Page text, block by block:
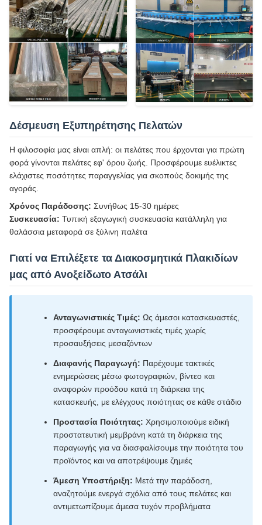
Δέσμευση Εξυπηρέτησης Πελατών
Η φιλοσοφία μας είναι απλή: οι πελάτες που έρχονται για πρώτη
φορά γίνονται πελάτες εφ' όρου ζωής. Προσφέρουμε ευέλικτες
ελάχιστες ποσότητες παραγγελίας για σκοπούς δοκιμής της
αγοράς.
Χρόνος Παράδοσης: Συνήθως 15-30 ημέρες
Συσκευασία: Τυπική εξαγωγική συσκευασία κατάλληλη για
θαλάσσια μεταφορά σε ξύλινη παλέτα
Γιατί να Επιλέξετε τα Διακοσμητικά Πλακιδίων
μας από Ανοξείδωτο Ατσάλι
Ανταγωνιστικές Τιμές: Ως άμεσοι κατασκευαστές,
προσφέρουμε ανταγωνιστικές τιμές χωρίς
προσαυξήσεις μεσαζόντων
Διαφανής Παραγωγή: Παρέχουμε τακτικές
ενημερώσεις μέσω φωτογραφιών, βίντεο και
αναφορών προόδου κατά τη διάρκεια της
κατασκευής, με ελέγχους ποιότητας σε κάθε στάδιο
Προστασία Ποιότητας: Χρησιμοποιούμε ειδική
προστατευτική μεμβράνη κατά τη διάρκεια της
παραγωγής για να διασφαλίσουμε την ποιότητα του
προϊόντος και να αποτρέψουμε ζημιές
Άμεση Υποστήριξη: Μετά την παράδοση,
αναζητούμε ενεργά σχόλια από τους πελάτες και
αντιμετωπίζουμε άμεσα τυχόν προβλήματα